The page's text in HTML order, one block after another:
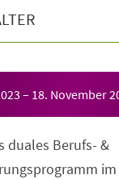
– 18. November
duales Berufs- &
im